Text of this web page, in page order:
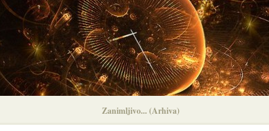
Zanimljivo... (Arhiva)